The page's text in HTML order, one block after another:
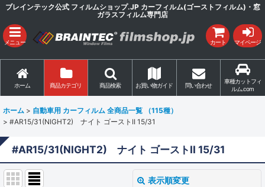
ブレインテック公式 フィルムショップ.JP カーフィルム(ゴーストフィルム)・窓
ガラスフィルム専門店
メニュー カート マイページ
ホーム 商品カテゴリ 商品検索 お買い物ガイド 問い合わせ
車種カットフィ
ルム.com
ホーム > 自動車用 カーフィルム 全商品一覧 （115種）
> #AR15/31(NIGHT2) ナイト ゴーストII 15/31
#AR15/31(NIGHT2) ナイト ゴーストII 15/31
表示順変更